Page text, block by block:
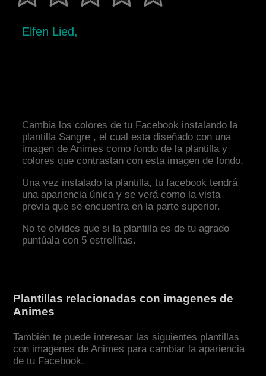
Elfen Lied,
Cambia los colores de tu Facebook instalando la
plantilla Sangre , el cual esta diseñado con una
imagen de Animes como fondo de la plantilla y
colores que contrastan con esta imagen de fondo.
Una vez instalado la plantilla, tu facebook tendrá
una apariencia única y se verá como la vista
previa que se encuentra en la parte superior.
No te olvides que si la plantilla es de tu agrado
puntúala con 5 estrellitas.
Plantillas relacionadas con imagenes de
Animes
También te puede interesar las siguientes plantillas
con imagenes de Animes para cambiar la apariencia
de tu Facebook.